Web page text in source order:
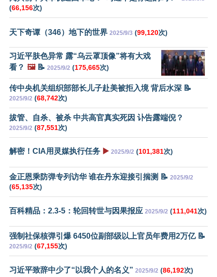
(66,156次)
天下奇谭（346）地下的世界 2025/9/3 (99,120次)
习近平肤色异常 露“乌云罩顶像”将有大戏
看？ 🖼️📝 2025/9/2 (175,665次)
传中央机关组织部部长儿子赴美被拒入境 背后水深 📝
2025/9/2 (68,742次)
拔管、自杀、被杀 中共高官真实死因 讣告露端倪？
2025/9/2 (87,551次)
解密！CIA用灵媒执行任务 ▶️ 2025/9/2 (101,381次)
金正恩乘防弹专列访华 谁在丹东迎接引揣测 📝 2025/9/2
(65,135次)
百科精品：2.3-5：轮回转世与因果报应 2025/9/2 (111,041次)
强制社保核弹引爆 6450位副部级以上官员年费用2万亿 📝
2025/9/2 (67,155次)
习近平致辞中少了“以我个人的名义” 2025/9/2 (86,192次)